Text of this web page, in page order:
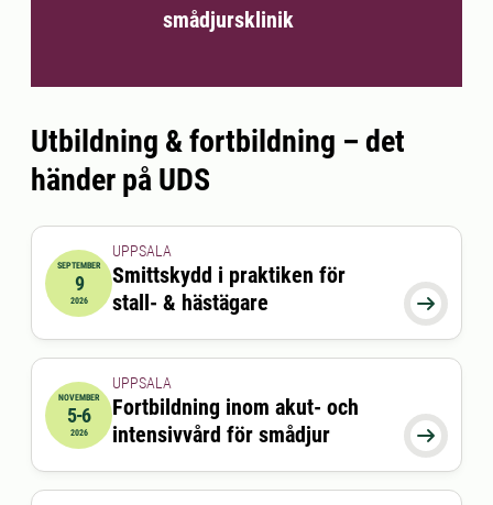
smådjursklinik
Utbildning & fortbildning – det
händer på UDS
2026-09-09 17:30:00till2026-09-09 20:30:00
SEPTEMBER
9
2026 
UPPSALA
Smittskydd i praktiken för
stall- & hästägare
2026-11-05 08:00:00 till2026-11-06 16:30:00
NOVEMBER
5-6
2026 
UPPSALA
Fortbildning inom akut- och
intensivvård för smådjur